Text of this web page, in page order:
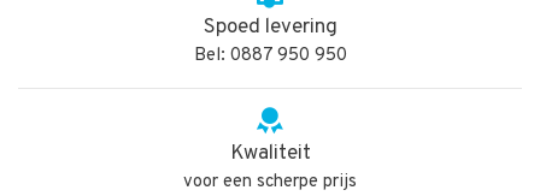
Spoed levering
Bel: 0887 950 950
Kwaliteit
voor een scherpe prijs